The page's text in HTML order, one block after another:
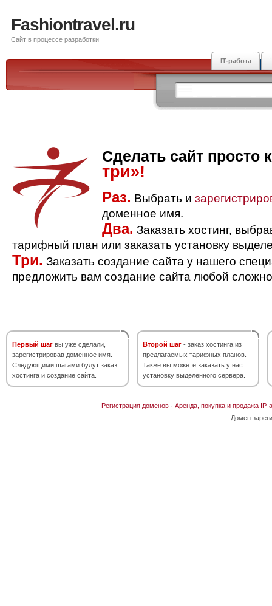
Fashiontravel.ru
Сайт в процессе разработки
IT-работа
Сделать сайт просто
три»!
Раз. Выбрать и
доменное имя.
Два. Заказать хостинг,
тарифный план или заказать установку
Три. Заказать создание сайта у нашего
предложить вам создание сайта любой
Первый шаг вы уже сделали,
зарегистрировав доменное имя.
Следующими шагами будут заказ
хостинга и создание сайта.
Второй шаг - заказ хостинга из
предлагаемых тарифных планов.
Также вы можете заказать у нас
установку выделенного сервера.
Регистрация доменов· Аренда, покупка и продажа IP-
Домен